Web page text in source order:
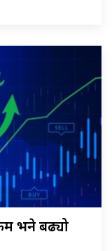
भने बढ्यो